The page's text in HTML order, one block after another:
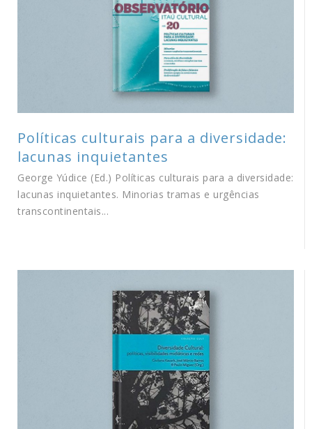
Políticas culturais para a diversidade:
lacunas inquietantes
George Yúdice (Ed.) Políticas culturais para a diversidade:
lacunas inquietantes. Minorias tramas e urgências
transcontinentais...